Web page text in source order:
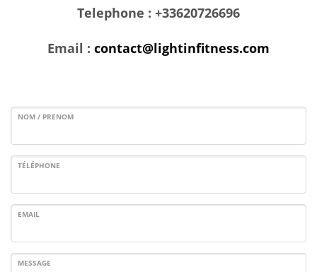
Telephone : +33620726696
Email : contact@lightinfitness.com
NOM / PRENOM
TÉLÉPHONE
EMAIL
MESSAGE